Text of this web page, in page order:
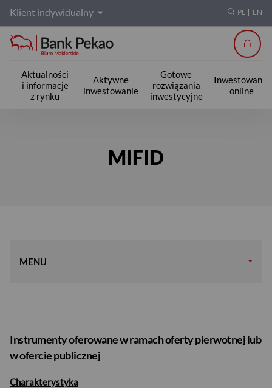
Klient indywidualny PL EN
Aktualności
i informacje
z rynku
Aktywne
inwestowanie
Gotowe
rozwiązania
inwestycyjne
Inwestowanie
online
MIFID
MENU
Instrumenty oferowane w ramach oferty pierwotnej lub
w ofercie publicznej
Charakterystyka